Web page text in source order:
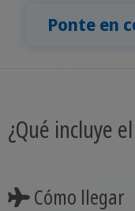
Ponte en
¿Qué incluye
Cómo llegar